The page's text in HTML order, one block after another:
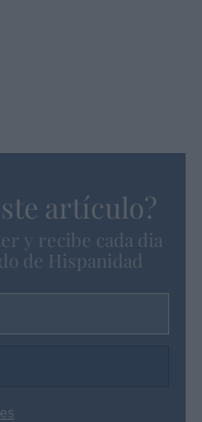
artículo?
y recibe cada dia
de Hispanidad